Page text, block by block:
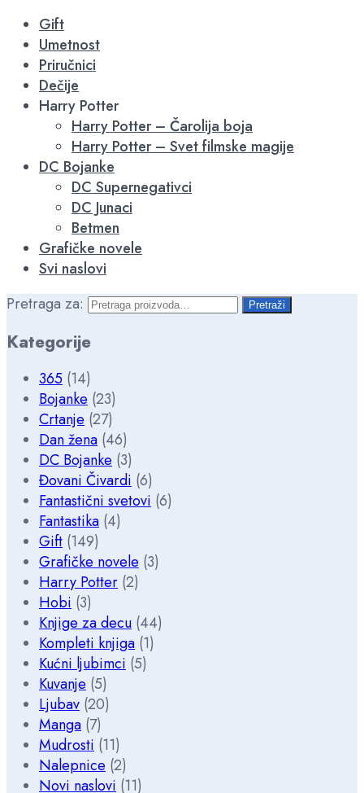
Gift
Umetnost
Priručnici
Dečije
Harry Potter
Harry Potter – Čarolija boja
Harry Potter – Svet filmske magije
DC Bojanke
DC Supernegativci
DC Junaci
Betmen
Grafičke novele
Svi naslovi
Pretraga za:
Pretraži
Kategorije
365 (14)
Bojanke (23)
Crtanje (27)
Dan žena (46)
DC Bojanke (3)
Đovani Čivardi (6)
Fantastični svetovi (6)
Fantastika (4)
Gift (149)
Grafičke novele (3)
Harry Potter (2)
Hobi (3)
Knjige za decu (44)
Kompleti knjiga (1)
Kućni ljubimci (5)
Kuvanje (5)
Ljubav (20)
Manga (7)
Mudrosti (11)
Nalepnice (2)
Novi naslovi (11)